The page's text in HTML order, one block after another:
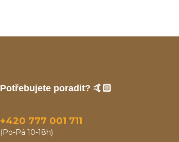
Potřebujete poradit? 🤙🏻
+420 777 001 711
(Po-Pá 10-18h)